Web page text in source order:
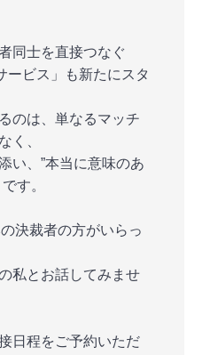
同士を直接つなぐ
ービス」も新たにスタ
のは、単なるマッチ
く、
い、”本当に意味のあ
す。
決裁者の方がいらっ
私とお話してみませ
日程をご予約いただ